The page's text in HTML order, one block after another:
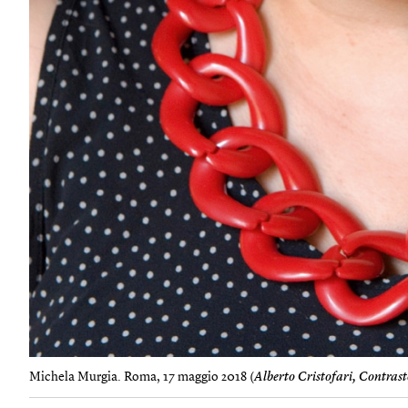
Michela Murgia. Roma, 17 maggio 2018 (Alberto Cristofari,